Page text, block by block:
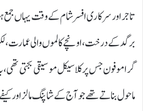
تاجر اور سرکاری افسر شام کے وقت یہاں
برگد کے درخت، اونچے کالموں والی عمارت،
گراموفون جس پر کلاسیکل موسیقی بجتی
ماحول بناتے تھے جو آج کے شاپنگ مالز اور